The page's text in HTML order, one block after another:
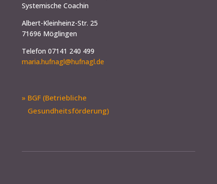
Systemische Coachin
Albert-Kleinheinz-Str. 25
71696 Möglingen
Telefon 07141 240 499
maria.hufnagl@hufnagl.de
» BGF (Betriebliche
Gesundheitsförderung)